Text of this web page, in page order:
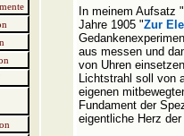
In meinem Aufsatz "
Jahre 1905 "Zur
aus messen und
von Uhren
Lichtstrahl soll von
eigenen
Fundament der
eigentliche Herz